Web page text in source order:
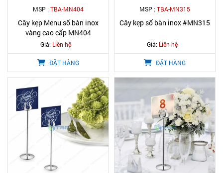
MSP :TBA-MN404
Cây kẹp Menu số bàn inox
vàng cao cấp MN404
Giá: Liên hệ
ĐẶT HÀNG
MSP :TBA-MN315
Cây kẹp số bàn inox #MN315
Giá: Liên hệ
ĐẶT HÀNG